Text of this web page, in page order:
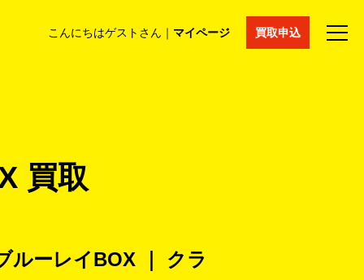
こんにちはゲストさん｜ マイページ 買取申込
コラム マイページ 採用情報 通販サイト
買取
ルーレイBOX ｜ クラ